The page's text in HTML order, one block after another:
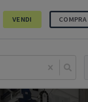
VENDI COMPRA